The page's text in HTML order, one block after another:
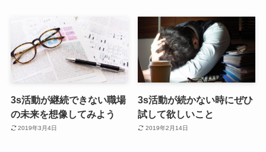
3s活動が継続できない職場
の未来を想像してみよう
2019年3月4日
3s活動が続かない時にぜひ
試して欲しいこと
2019年2月14日